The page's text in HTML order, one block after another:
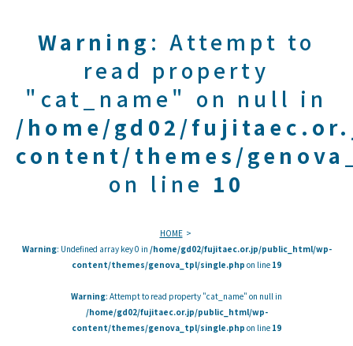
Warning : Attempt to
read property
"cat_name" on null in
/home/gd02/
content/themes/
on line 10
HOME
Warning: Undefined array key 0 in /home/gd02/fujitaec.or.jp/public_html/wp-
content/themes/genova_tpl/single.php on line 19
Warning: Attempt to read property "cat_name" on null in
/home/gd02/fujitaec.or.jp/public_html/wp-
content/themes/genova_tpl/single.php on line 19